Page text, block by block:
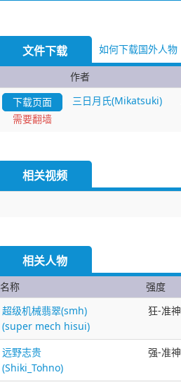
文件下载 如何下载国外人物
作者
下载页面
需要翻墙
三日月氏(Mikatsuki)
相关视频
相关人物
名称 强度
超级机械翡翠(smh)
(super mech hisui)
狂-准神
远野志贵
(Shiki_Tohno)
强-准神